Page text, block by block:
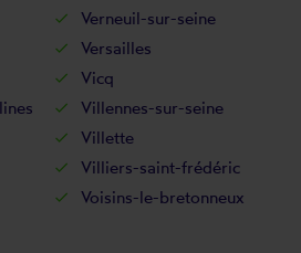
Verneuil-sur-seine
Versailles
Vicq
Villennes-sur-seine
Villette
Villiers-saint-frédéric
Voisins-le-bretonneux